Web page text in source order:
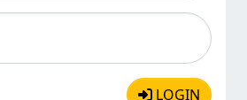
LOGIN